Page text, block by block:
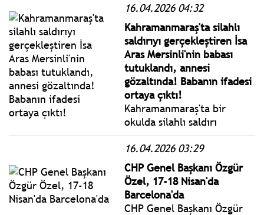
Silivri'de görüldü. İBB
Başkan Ekrem İmamoğlu ile
tutuklu sanıklar hakim
karşısında savunma
yapmaya devam ediyor.
16.04.2026 04:32
Kahramanmaraş'ta silahlı
saldırıyı gerçekleştiren İsa
Aras Mersinli'nin babası
tutuklandı, annesi
gözaltında! Babanın ifadesi
ortaya çıktı!
Kahramanmaraş'ta bir
okulda silahlı saldırı
Mersinli'nin babası Uğur
Mersinli tutuklandı.
Tutuklanan babanın ifadesi
ortaya çıktı. Vatandaşların
tepkisi nedeniyle anne
16.04.2026 03:29
CHP Genel Başkanı Özgür
Özel, 17-18 Nisan'da
Barcelona'da
CHP Genel Başkanı Özgür